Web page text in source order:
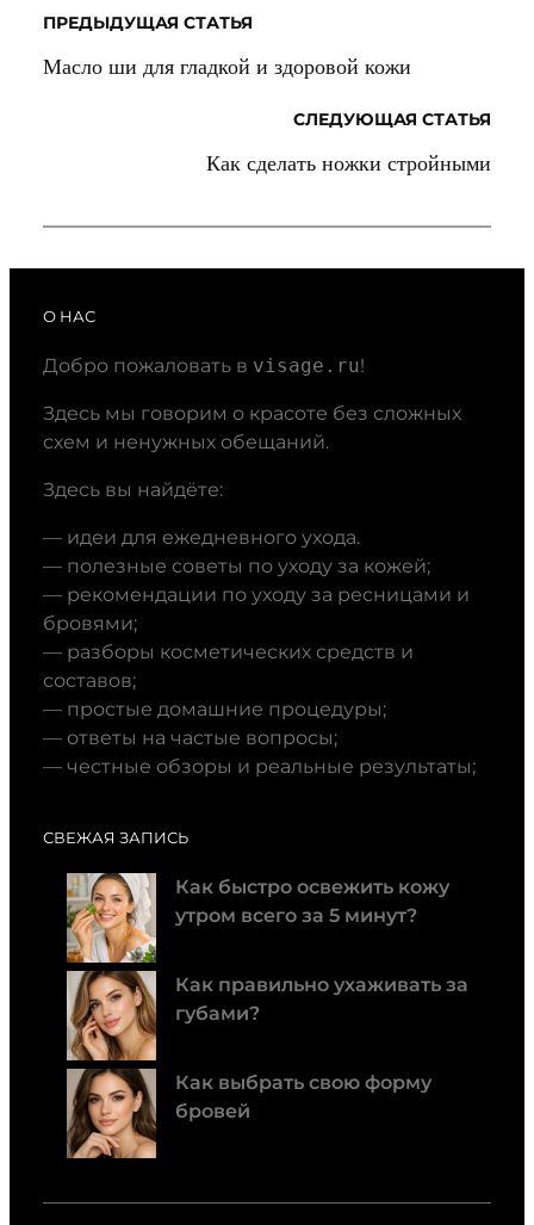
ПРЕДЫДУЩАЯ СТАТЬЯ
Масло ши для гладкой и здоровой кожи
СЛЕДУЮЩАЯ СТАТЬЯ
Как сделать ножки стройными
О НАС
Добро пожаловать в visage.ru!
Здесь мы говорим о красоте без сложных
схем и ненужных обещаний.
Здесь вы найдёте:
— идеи для ежедневного ухода.
— полезные советы по уходу за кожей;
— рекомендации по уходу за ресницами и
бровями;
— разборы косметических средств и
составов;
— простые домашние процедуры;
— ответы на частые вопросы;
— честные обзоры и реальные результаты;
СВЕЖАЯ ЗАПИСЬ
Как быстро освежить кожу
утром всего за 5 минут?
Как правильно ухаживать за
губами?
Как выбрать свою форму
бровей